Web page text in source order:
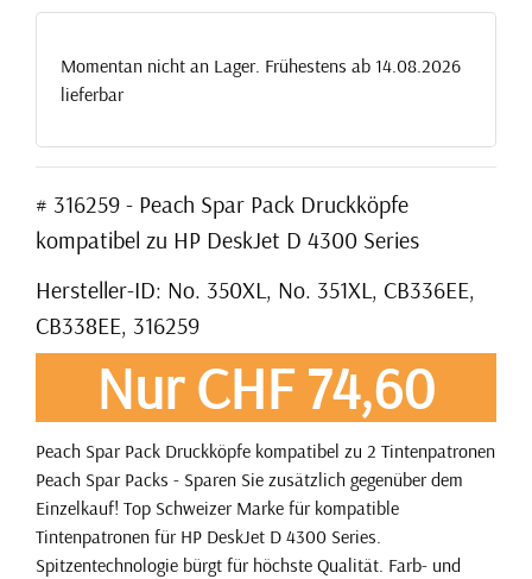
Momentan nicht an Lager. Frühestens ab 14.08.2026
lieferbar
# 316259 - Peach Spar Pack Druckköpfe
kompatibel zu HP DeskJet D 4300 Series
Hersteller-ID: No. 350XL, No. 351XL, CB336EE,
CB338EE, 316259
Nur CHF 74,60
Peach Spar Pack Druckköpfe kompatibel zu 2 Tintenpatronen
Peach Spar Packs - Sparen Sie zusätzlich gegenüber dem
Einzelkauf! Top Schweizer Marke für kompatible
Tintenpatronen für HP DeskJet D 4300 Series.
Spitzentechnologie bürgt für höchste Qualität. Farb- und